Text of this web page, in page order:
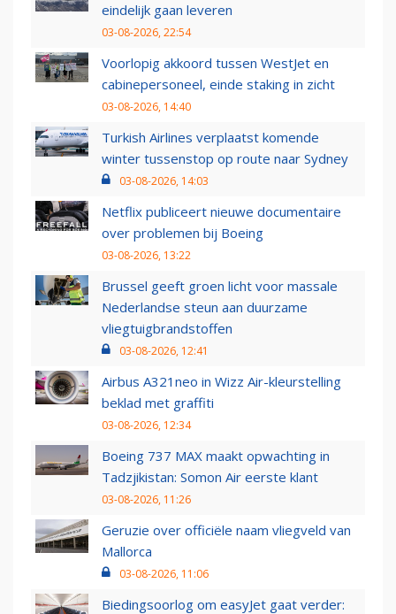
eindelijk gaan leveren
03-08-2026, 22:54
Voorlopig akkoord tussen WestJet en
cabinepersoneel, einde staking in zicht
03-08-2026, 14:40
Turkish Airlines verplaatst komende
winter tussenstop op route naar Sydney
03-08-2026, 14:03
Netflix publiceert nieuwe documentaire
over problemen bij Boeing
03-08-2026, 13:22
Brussel geeft groen licht voor massale
Nederlandse steun aan duurzame
vliegtuigbrandstoffen
03-08-2026, 12:41
Airbus A321neo in Wizz Air-kleurstelling
beklad met graffiti
03-08-2026, 12:34
Boeing 737 MAX maakt opwachting in
Tadzjikistan: Somon Air eerste klant
03-08-2026, 11:26
Geruzie over officiële naam vliegveld van
Mallorca
03-08-2026, 11:06
Biedingsoorlog om easyJet gaat verder: